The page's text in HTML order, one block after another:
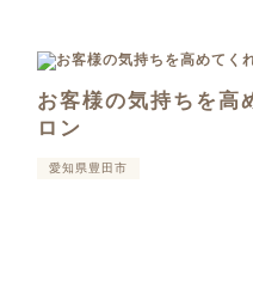
お客様の気持ちを高
ロン
愛知県豊田市